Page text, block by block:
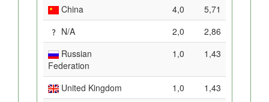
China
4,0
5,71
N/A
2,0
2,86
Russian
Federation
1,0 1,43
United Kingdom 1,0
1,43